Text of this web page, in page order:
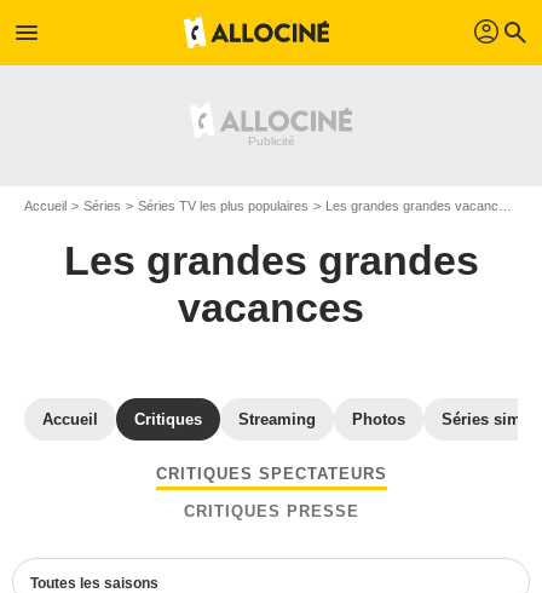
menu profil search
Accueil Séries Séries TV les plus populaires Les grandes grandes vacances
Les grandes grandes
vacances
Accueil Critiques Streaming Photos Séries
CRITIQUES SPECTATEURS
CRITIQUES PRESSE
Toutes les saisons